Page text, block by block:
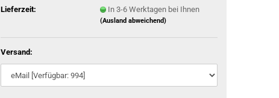
Lieferzeit:
In 3-6 Werktagen bei Ihnen
(Ausland abweichend)
Versand: